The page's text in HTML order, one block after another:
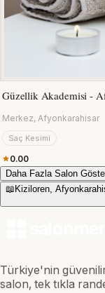
Güzellik Akademisi -
Merkez, Afyonkarahisar
Saç Kesimi
0.00
Daha Fazla Salon
📖 Kiziloren,
Türkiye'nin
salon, tek tıkla